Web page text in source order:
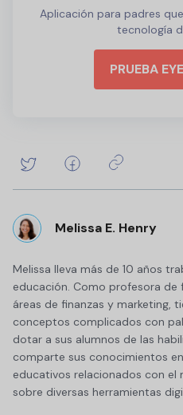
Aplicación para padres
tecnología
PRUEBA
Melissa E. Henry
Melissa lleva más de 10 años
educación. Como profesora de
áreas de finanzas y marketing,
conceptos complicados con
dotar a sus alumnos de las
comparte sus conocimientos
educativos relacionados con el
sobre diversas herramientas